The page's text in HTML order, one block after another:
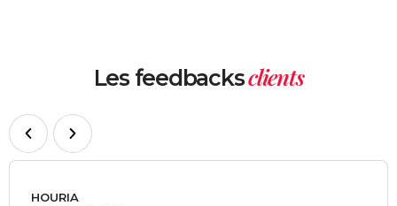
Les feedbacksclients
HOURIA